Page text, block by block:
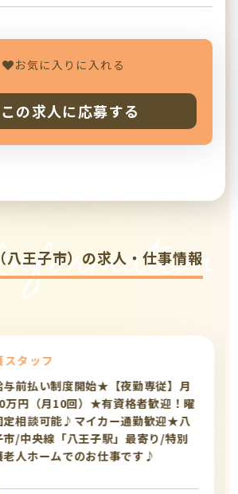
お気に入りに入れる
この求人に応募する
八王子市）の求人・仕事情報
スタッフ
前払い制度開始★【夜勤専従】月
万円（月10回）★有資格者歓迎！曜
定相談可能♪マイカー通勤歓迎★八
市/中央線「八王子駅」最寄り/特別
老人ホームでのお仕事です♪